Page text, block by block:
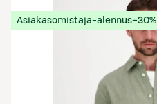
Asiakasomistaja-alennus−30%